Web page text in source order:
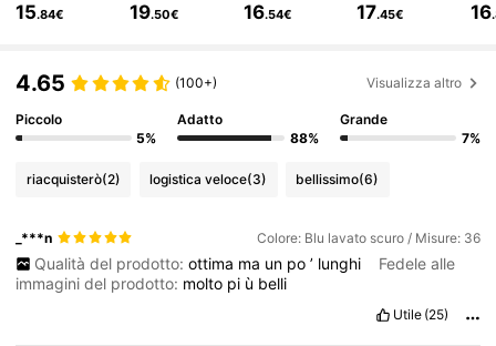
4.75 355K Follower
4.75 355K Follower
15.84€ 19.50€ 16.54€ 17.45€ 16
4.65 (100+) Visualizza altro
Piccolo
5%
Adatto
88%
Grande
7%
riacquisterò(2) logistica veloce(3) bellissimo(6)
_***n Colore: Blu lavato scuro / Misure: 36
Qualità del prodotto: ottima ma un po ’ lunghi
Fedele alle
immagini del prodotto: molto pi ù belli
Utile (25)